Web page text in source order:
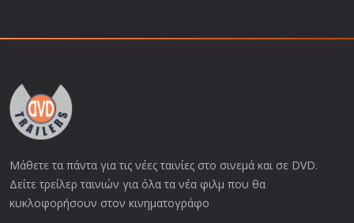
Μάθετε τα πάντα για τις νέες ταινίες στο σινεμά και σε DVD.
Δείτε τρείλερ ταινιών για όλα τα νέα φιλμ που θα
κυκλοφορήσουν στον κινηματογράφο